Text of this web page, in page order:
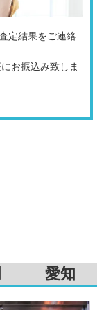
定結果をご連絡
お振込み致しま
愛知